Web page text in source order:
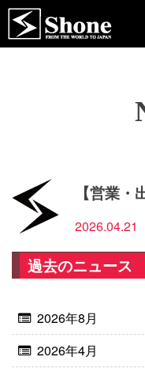
【営業・
2026.04.21
過去のニュース
2026年8月
2026年4月